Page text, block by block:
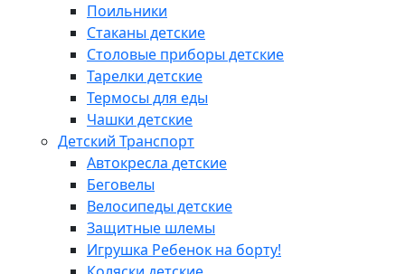
Поильники
Стаканы детские
Столовые приборы детские
Тарелки детские
Термосы для еды
Чашки детские
Детский Транспорт
Автокресла детские
Беговелы
Велосипеды детские
Защитные шлемы
Игрушка Ребенок на борту!